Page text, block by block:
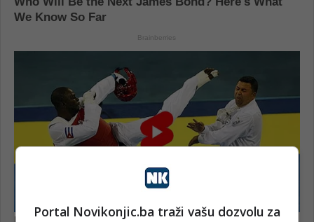
Portal Novikonjic.ba traži vašu dozvolu za